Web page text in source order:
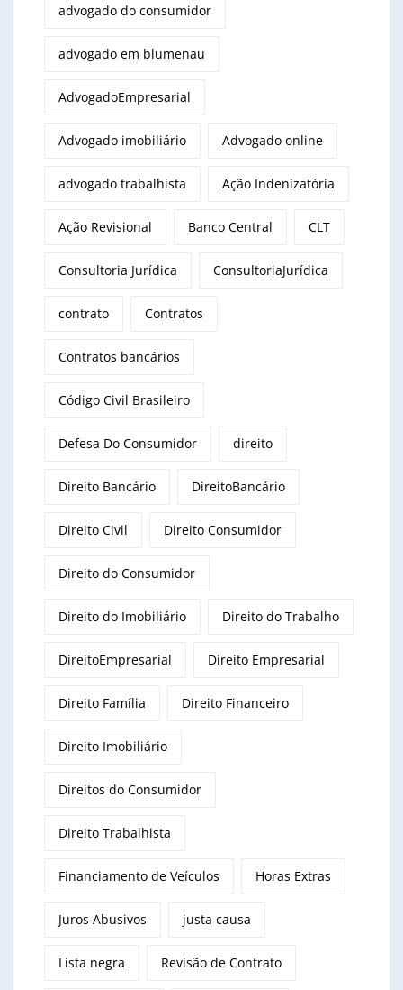
advogado do consumidor
advogado em blumenau
AdvogadoEmpresarial
Advogado imobiliário Advogado online
advogado trabalhista Ação Indenizatória
Ação Revisional Banco Central CLT
Consultoria Jurídica ConsultoriaJurídica
contrato Contratos
Contratos bancários
Código Civil Brasileiro
Defesa Do Consumidor direito
Direito Bancário DireitoBancário
Direito Civil Direito Consumidor
Direito do Consumidor
Direito do Imobiliário Direito do Trabalho
DireitoEmpresarial Direito Empresarial
Direito Família Direito Financeiro
Direito Imobiliário
Direitos do Consumidor
Direito Trabalhista
Financiamento de Veículos Horas Extras
Juros Abusivos justa causa
Lista negra Revisão de Contrato